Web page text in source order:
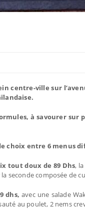
centre-ville sur
à savourer sur
le choix entre 6 menus
tout doux de 89 Dhs,
seconde composée de
dhs, avec une salade
au poulet, 2 nems